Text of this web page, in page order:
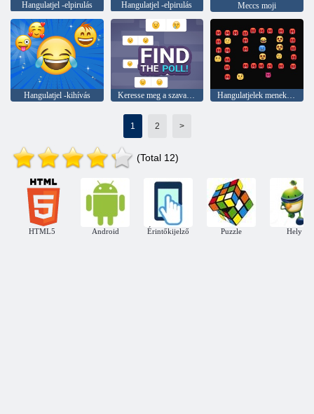
Hangulatjel -elpirulás Hangulatjel -elpirulás Meccs moji
Hangulatjel -kihívás Keresse meg a szavazást!
1 2 >
(Total 12)
HTML5 Android Érintőkijelző Puzzle Hely